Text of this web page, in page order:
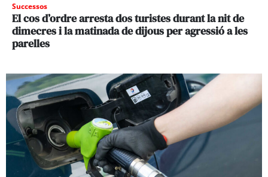
Successos
El cos d’ordre arresta dos turistes durant la nit de
dimecres i la matinada de dijous per agressió a les
parelles